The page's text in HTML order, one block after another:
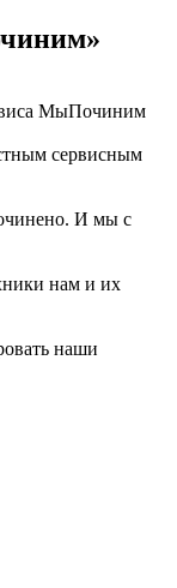
МыПочиним
сервисным
И мы с
нам и их
наши